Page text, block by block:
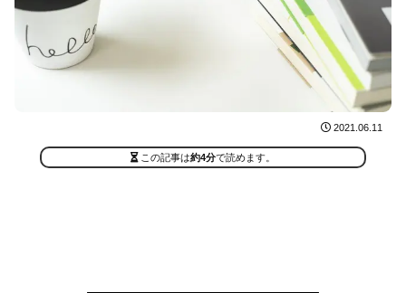
2021.06.11
この記事は約4分で読めます。